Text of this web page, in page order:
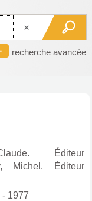
recherche avancée
Éditeur
Michel. Éditeur
- 1977